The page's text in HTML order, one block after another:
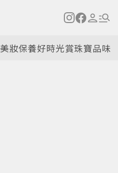
美妝保養好時光賞珠寶品味